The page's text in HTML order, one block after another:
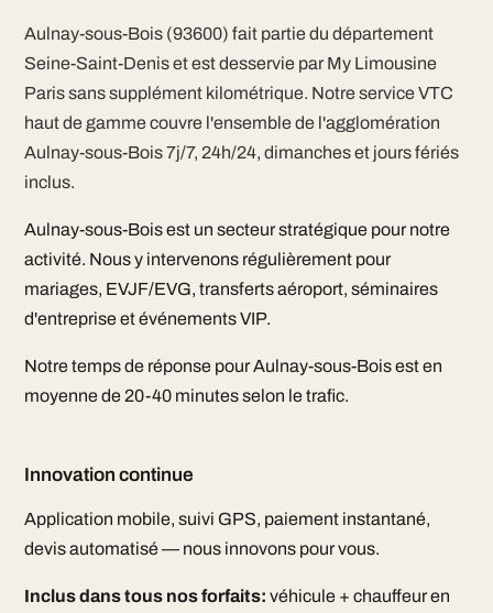
Aulnay-sous-Bois (93600) fait partie du département
Seine-Saint-Denis et est desservie par My Limousine
Paris sans supplément kilométrique. Notre service VTC
haut de gamme couvre l'ensemble de l'agglomération
Aulnay-sous-Bois 7j/7, 24h/24, dimanches et jours fériés
inclus.
Aulnay-sous-Bois est un secteur stratégique pour notre
activité. Nous y intervenons régulièrement pour
mariages, EVJF/EVG, transferts aéroport, séminaires
d'entreprise et événements VIP.
Notre temps de réponse pour Aulnay-sous-Bois est en
moyenne de 20-40 minutes selon le trafic.
Innovation continue
Application mobile, suivi GPS, paiement instantané,
devis automatisé — nous innovons pour vous.
Inclus dans tous nos forfaits: véhicule + chauffeur en